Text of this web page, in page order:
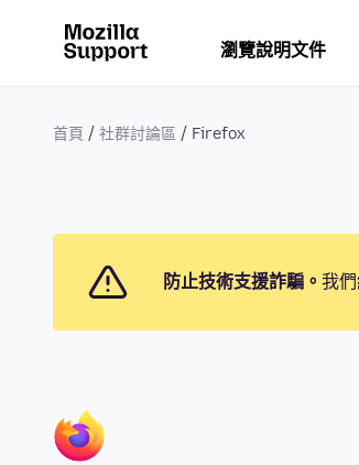
瀏覽說明文件
首頁 社群討論區 Firefox
防止技術支援詐騙。 我